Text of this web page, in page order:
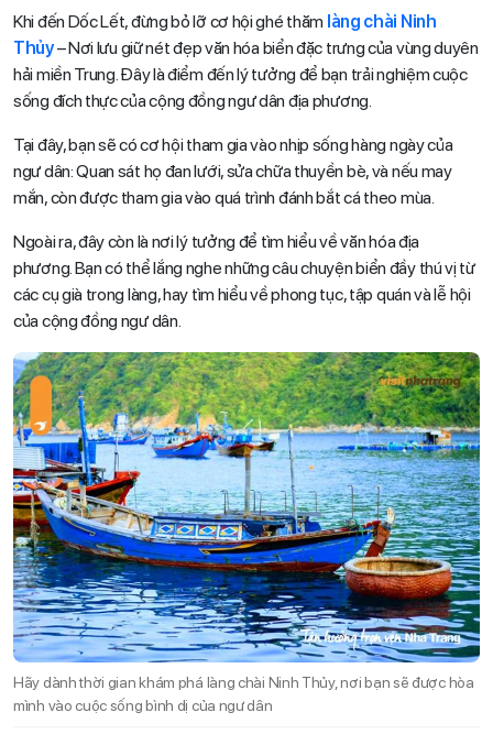
Khi đến Dốc Lết, đừng bỏ lỡ cơ hội ghé thăm làng chài Ninh
Thủy– Nơi lưu giữ nét đẹp văn hóa biển đặc trưng của vùng duyên
hải miền Trung. Đây là điểm đến lý tưởng để bạn trải nghiệm cuộc
sống đích thực của cộng đồng ngư dân địa phương.
Tại đây, bạn sẽ có cơ hội tham gia vào nhịp sống hàng ngày của
ngư dân: Quan sát họ đan lưới, sửa chữa thuyền bè, và nếu may
mắn, còn được tham gia vào quá trình đánh bắt cá theo mùa.
Ngoài ra, đây còn là nơi lý tưởng để tìm hiểu về văn hóa địa
phương. Bạn có thể lắng nghe những câu chuyện biển đầy thú vị từ
các cụ già trong làng, hay tìm hiểu về phong tục, tập quán và lễ hội
của cộng đồng ngư dân.
Hãy dành thời gian khám phá làng chài Ninh Thủy, nơi bạn sẽ được hòa
mình vào cuộc sống bình dị của ngư dân